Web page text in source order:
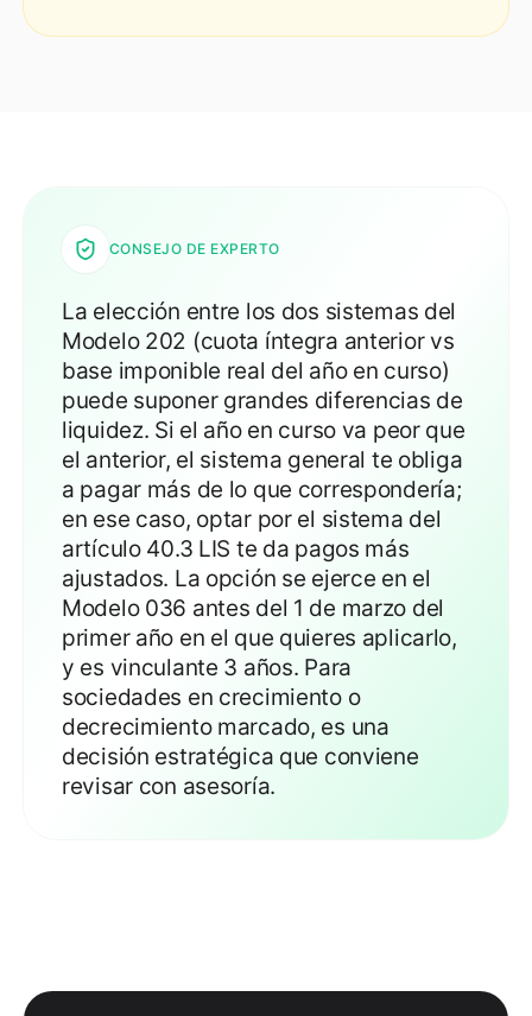
CONSEJO DE EXPERTO
La elección entre los dos sistemas del
Modelo 202 (cuota íntegra anterior vs
base imponible real del año en curso)
puede suponer grandes diferencias de
liquidez. Si el año en curso va peor que
el anterior, el sistema general te obliga
a pagar más de lo que correspondería;
en ese caso, optar por el sistema del
artículo 40.3 LIS te da pagos más
ajustados. La opción se ejerce en el
Modelo 036 antes del 1 de marzo del
primer año en el que quieres aplicarlo,
y es vinculante 3 años. Para
sociedades en crecimiento o
decrecimiento marcado, es una
decisión estratégica que conviene
revisar con asesoría.